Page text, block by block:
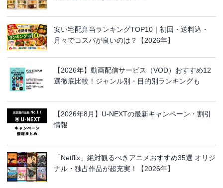
安い宅配弁当ランキングTOP10｜初回・送料込・
月々でコスパが良いのは？【2026年】
【2026年】動画配信サービス（VOD）おすすめ12
選徹底比較！ジャンル別・目的別ランキングも
【2026年8月】U-NEXTの最新キャンペーン・割引
情報
「Netflix」絶対観るべきアニメおすすめ35選 オリジ
ナル・独占作品が超充実！【2026年】